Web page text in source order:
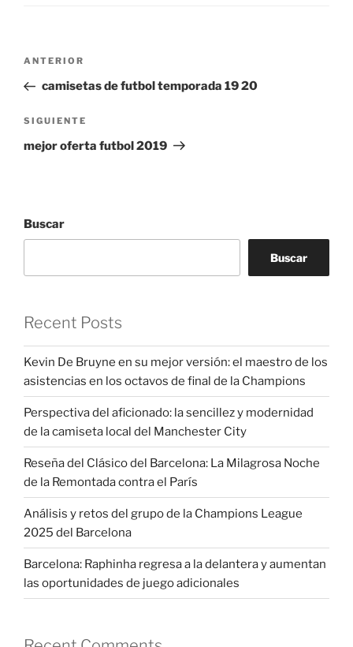
Navegación
entradas
Entrada
anterior:
ANTERIOR
camisetas de futbol temporada 19 20
Siguiente
entrada
SIGUIENTE
mejor oferta futbol 2019
Buscar
Buscar
Recent Posts
Kevin De Bruyne en su mejor versión: el maestro de los
asistencias en los octavos de final de la Champions
Perspectiva del aficionado: la sencillez y modernidad
de la camiseta local del Manchester City
Reseña del Clásico del Barcelona: La Milagrosa Noche
de la Remontada contra el París
Análisis y retos del grupo de la Champions League
2025 del Barcelona
Barcelona: Raphinha regresa a la delantera y aumentan
las oportunidades de juego adicionales